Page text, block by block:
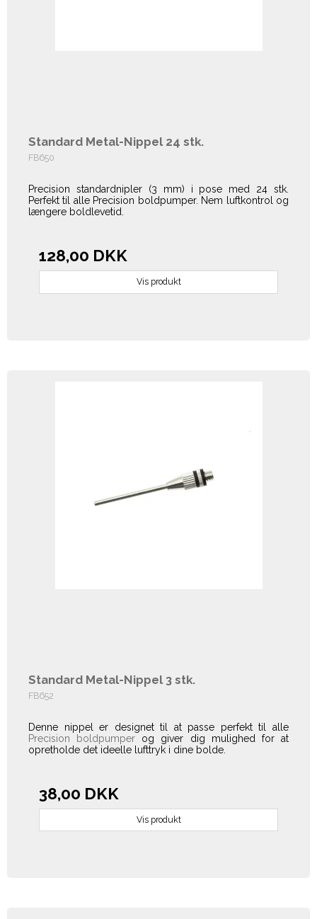
Standard Metal-Nippel 24 stk.
FB650
Precision standardnipler (3 mm) i pose med 24 stk.
Perfekt til alle Precision boldpumper. Nem luftkontrol og
længere boldlevetid.
128,00 DKK
Vis produkt
Standard Metal-Nippel 3 stk.
FB652
Denne nippel er designet til at passe perfekt til alle
Precision boldpumper og giver dig mulighed for at
opretholde det ideelle lufttryk i dine bolde.
38,00 DKK
Vis produkt